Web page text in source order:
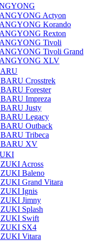
Actyon
Korando
Rexton
Tivoli
Tivoli Grand
XLV
Crosstrek
Forester
Impreza
Justy
Legacy
Outback
Tribeca
XV
Across
Baleno
Grand Vitara
Ignis
Jimny
Splash
Swift
SX4
Vitara